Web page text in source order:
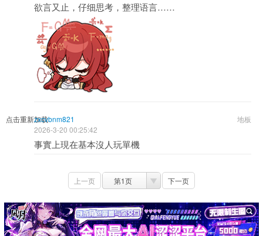
欲言又止，仔细思考，整理语言……
点击重新加载 地板
zxcvbnm821
2026-3-20 00:25:42
事實上現在基本沒人玩單機
上一页 第1页 下一页